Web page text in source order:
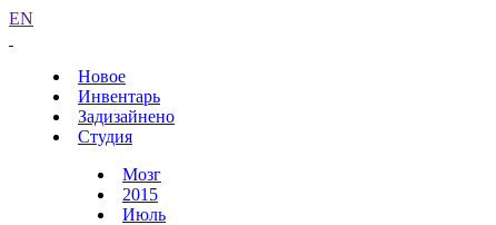
EN
Новое
Инвентарь
Задизайнено
Студия
Мозг
2015
Июль